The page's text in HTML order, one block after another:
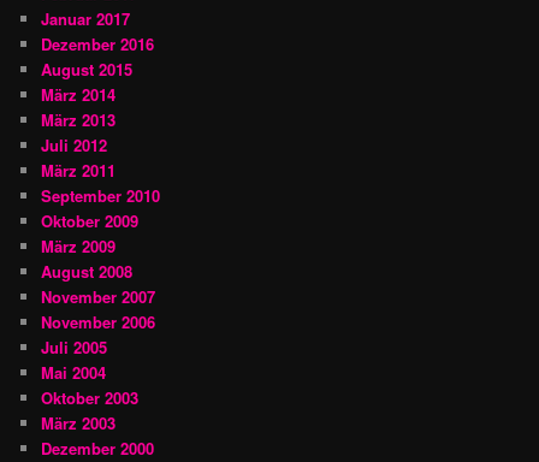
Januar 2017
Dezember 2016
August 2015
März 2014
März 2013
Juli 2012
März 2011
September 2010
Oktober 2009
März 2009
August 2008
November 2007
November 2006
Juli 2005
Mai 2004
Oktober 2003
März 2003
Dezember 2000